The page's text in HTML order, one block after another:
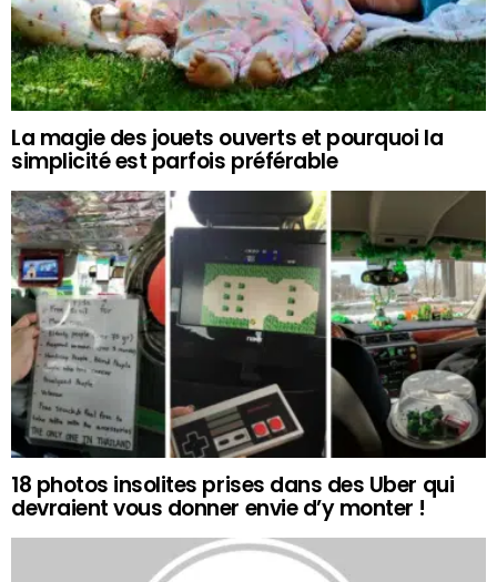
La magie des jouets ouverts et pourquoi la
simplicité est parfois préférable
18 photos insolites prises dans des Uber qui
devraient vous donner envie d’y monter !